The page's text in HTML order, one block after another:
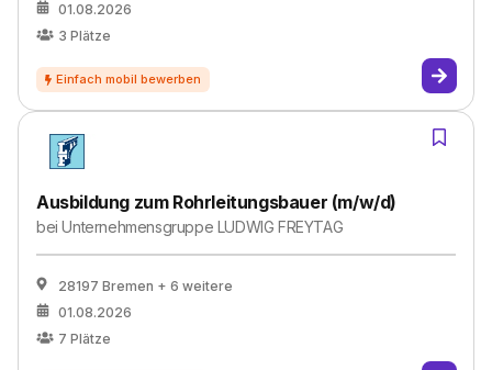
01.08.2026
3 Plätze
Ausbildung zum Rohrleitungsbauer (m/w/d)
beiUnternehmensgruppe LUDWIG FREYTAG
28197 Bremen + 6 weitere
01.08.2026
7 Plätze